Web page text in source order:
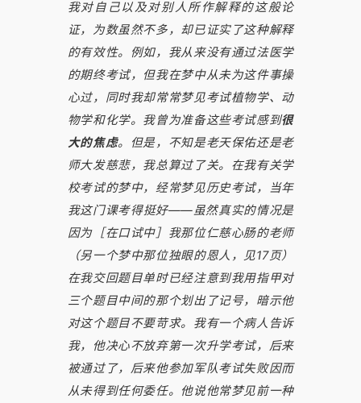
我对自己以及对别人所作解释的这般论
证，为数虽然不多，却已证实了这种解释
的有效性。例如，我从来没有通过法医学
的期终考试，但我在梦中从未为这件事操
心过，同时我却常常梦见考试植物学、动
物学和化学。我曾为准备这些考试感到很
大的焦虑。但是，不知是老天保佑还是老
师大发慈悲，我总算过了关。在我有关学
校考试的梦中，经常梦见历史考试，当年
我这门课考得挺好——虽然真实的情况是
因为［在口试中］我那位仁慈心肠的老师
（另一个梦中那位独眼的恩人，见17页）
在我交回题目单时已经注意到我用指甲对
三个题目中间的那个划出了记号，暗示他
对这个题目不要苛求。我有一个病人告诉
我，他决心不放弃第一次升学考试，后来
被通过了，后来他参加军队考试失败因而
从未得到任何委任。他说他常梦见前一种